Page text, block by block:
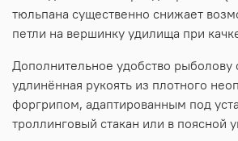
тюльпана существенно снижает
петли на вершинку удилища при
Дополнительное удобство рыболову
удлинённая рукоять из плотного
форгрипом, адаптированным под
троллинговый стакан или в поясной